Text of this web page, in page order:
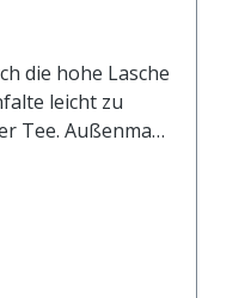
die hohe Lasche
leicht zu
Tee. Außenmaß